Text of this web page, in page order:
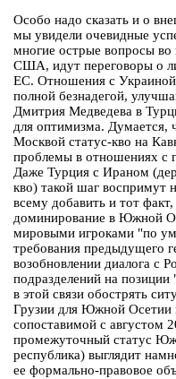
Особо надо сказать и о
мы увидели очевидные
многие острые вопросы
США, идут переговоры о
ЕС. Отношения с
полной безнадегой,
Дмитрия Медведева в
для оптимизма. Думается,
Москвой статус-кво на
проблемы в отношениях с
Даже Турция с Ираном
кво) такой шаг воспримут
всему добавить и тот
доминирование в Южной
мировыми игроками "по
требования предыдущего
возобновлении диалога с
подразделений на
в этой связи обострять
Грузии для Южной Осетии
сопоставимой с августом
промежуточный статус
республика) выглядит
ее формально-правовое